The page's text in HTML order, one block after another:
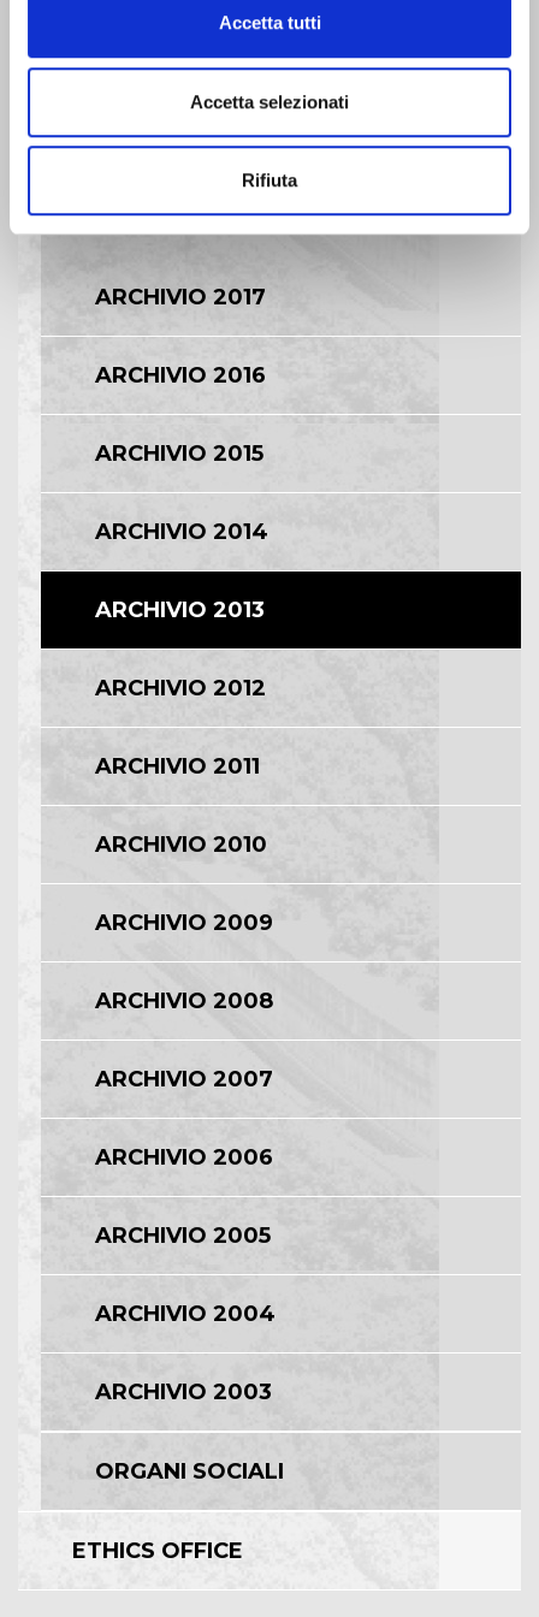
Accetta tutti
Accetta selezionati
Rifiuta
BILANCI E RELAZIONI
INTERMEDIE
ASSEMBLEE
COMUNICATI STAMPA
ARCHIVIO 2017
ARCHIVIO 2016
ARCHIVIO 2015
ARCHIVIO 2014
ARCHIVIO 2013
ARCHIVIO 2012
ARCHIVIO 2011
ARCHIVIO 2010
ARCHIVIO 2009
ARCHIVIO 2008
ARCHIVIO 2007
ARCHIVIO 2006
ARCHIVIO 2005
ARCHIVIO 2004
ARCHIVIO 2003
ORGANI SOCIALI
ETHICS OFFICE